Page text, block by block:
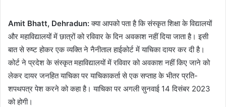
Amit Bhatt, Dehradun:क्या आपको पता है कि संस्कृत शिक्षा के विद्यालयों
और महाविद्यालयों में छात्रों को रविवार के दिन अवकाश नहीं दिया जाता है। इसी
बात से रुष्ट होकर एक व्यक्ति ने नैनीताल हाईकोर्ट में याचिका दायर कर दी है।
कोर्ट ने प्रदेश के संस्कृत महाविद्यालयों में रविवार को अवकाश नहीं किए जाने को
लेकर दायर जनहित याचिका पर याचिकाकर्ता से एक सप्ताह के भीतर प्रति-
शपथपत्र पेश करने को कहा है। याचिका पर अगली सुनवाई 14 दिसंबर 2023
को होगी।